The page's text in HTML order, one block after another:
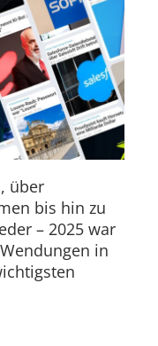
über
bis hin zu
– 2025 war
in